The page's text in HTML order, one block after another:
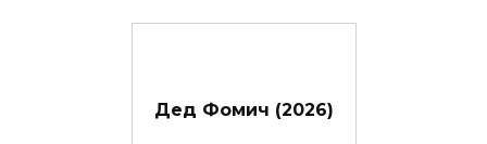
Дед Фомич (2026)